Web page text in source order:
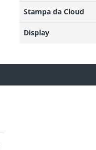
Stampa da Cloud
Display